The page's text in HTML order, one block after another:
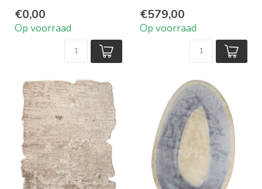
eigen maat en vorm
Vraag ...
€0,00
Op voorraad
voorraad
...
€579,00
Op voorraad